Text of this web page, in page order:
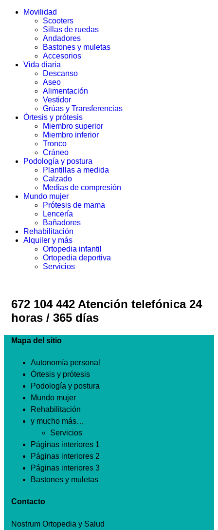
Movilidad
Scooters
Sillas de ruedas
Andadores
Bastones y muletas
Accesorios
Vida diaria
Descanso
Aseo
Alimentación
Vestidor
Grúas y Transferencias
Órtesis y prótesis
Miembro superior
Miembro inferior
Tronco
Cráneo
Podología y postura
Plantillas a medida
Calzado
Medias de compresión
Mundo mujer
Prótesis de mama
Lencería
Bañadores
Rehabilitación
Alquiler y más
Ortopedia infantil
Ortopedia deportiva
Servicios
672 104 442 Atención telefónica 24
horas / 365 días
Mapa del sitio
Autonomía personal
Órtesis y prótesis
Podología y postura
Mundo mujer
Rehabilitación
y mucho más…
Servicios
Páginas interiores 1
Páginas interiores 2
Páginas interiores 3
Bastones y muletas
Contacto
Nostrum Ortopedia y Salud